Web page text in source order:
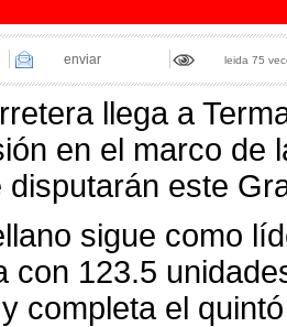
enviar leida 75
llega a
en el marco de
disputarán este
sigue como
con 123.5
completa el